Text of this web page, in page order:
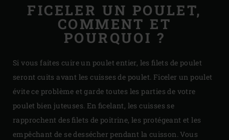
FICELER UN POULET,
COMMENT ET
POURQUOI ?
Si vous faites cuire un poulet entier, les filets de poulet
seront cuits avant les cuisses de poulet. Ficeler un poulet
évite ce problème et garde toutes les parties de votre
poulet bien juteuses. En ficelant, les cuisses se
rapprochent des filets de poitrine, les protégeant et les
empêchant de se dessécher pendant la cuisson. Vous